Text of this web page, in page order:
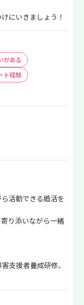
にいきましょう！
がある
ト経験
活動できる婚活を
り添いながら一緒
支援者養成研修、